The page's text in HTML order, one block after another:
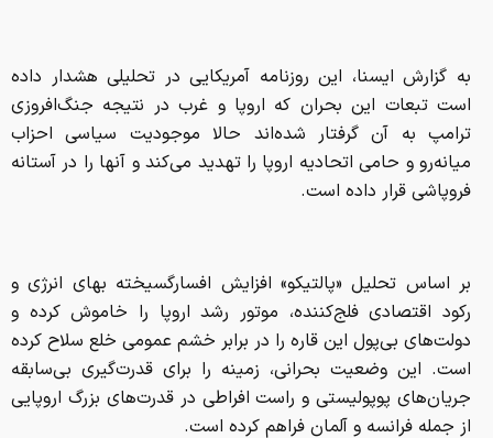
به گزارش ایسنا، این روزنامه آمریکایی در تحلیلی هشدار داده
است تبعات این بحران که اروپا و غرب در نتیجه جنگ‌افروزی
ترامپ به آن گرفتار شده‌اند حالا موجودیت سیاسی احزاب
میانه‌رو و حامی اتحادیه اروپا را تهدید می‌کند و آنها را در آستانه
فروپاشی قرار داده است.
بر اساس تحلیل «پالتیکو» افزایش افسارگسیخته بهای انرژی و
رکود اقتصادی فلج‌کننده، موتور رشد اروپا را خاموش کرده و
دولت‌های بی‌پول این قاره را در برابر خشم عمومی خلع سلاح کرده
است. این وضعیت بحرانی، زمینه را برای قدرت‌گیری بی‌سابقه
جریان‌های پوپولیستی و راست افراطی در قدرت‌های بزرگ اروپایی
از جمله فرانسه و آلمان فراهم کرده است.